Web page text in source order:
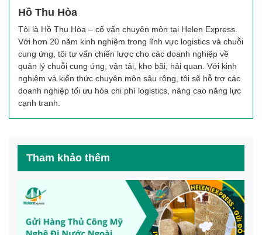
Hồ Thu Hòa
Tôi là Hồ Thu Hòa – cố vấn chuyên môn tại Helen Express.
Với hơn 20 năm kinh nghiệm trong lĩnh vực logistics và chuỗi
cung ứng, tôi tư vấn chiến lược cho các doanh nghiệp về
quản lý chuỗi cung ứng, vận tải, kho bãi, hải quan. Với kinh
nghiệm và kiến thức chuyên môn sâu rộng, tôi sẽ hỗ trợ các
doanh nghiệp tối ưu hóa chi phí logistics, nâng cao năng lực
cạnh tranh.
Tham khảo thêm